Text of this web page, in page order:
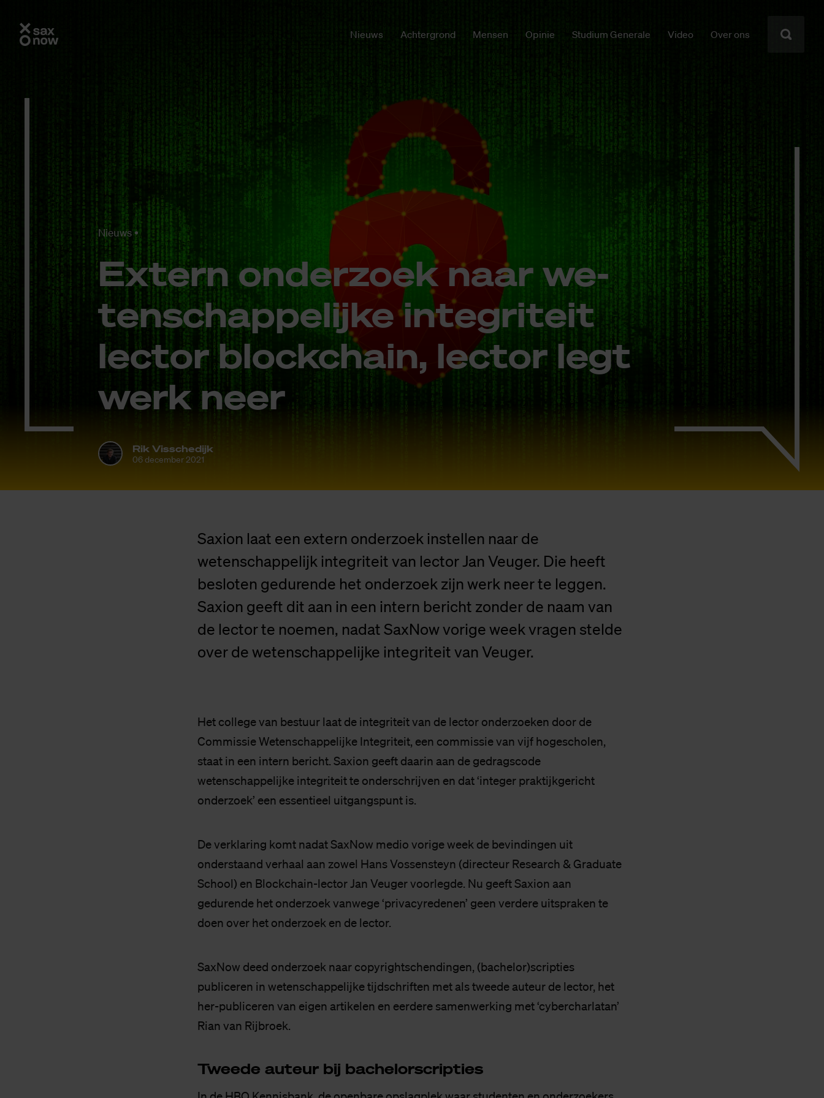
Nieuws Achtergrond Mensen Opinie Studium Generale Video Over ons
Nieuws
Ex­tern on­der­zoek naar we­
ten­schap­pe­lij­ke in­te­gri­teit
lec­tor block­chain, lec­tor legt
werk neer
Rik Visschedijk
06 december 2021
Saxion laat een extern onderzoek instellen naar de
wetenschappelijk integriteit van lector Jan Veuger. Die heeft
besloten gedurende het onderzoek zijn werk neer te leggen.
Saxion geeft dit aan in een intern bericht zonder de naam van
de lector te noemen, nadat SaxNow vorige week vragen stelde
over de wetenschappelijke integriteit van Veuger.
Het college van bestuur laat de integriteit van de lector onderzoeken door de
Commissie Wetenschappelijke Integriteit, een commissie van vijf hogescholen,
staat in een intern bericht. Saxion geeft daarin aan de gedragscode
wetenschappelijke integriteit te onderschrijven en dat ‘integer praktijkgericht
onderzoek’ een essentieel uitgangspunt is.
De verklaring komt nadat SaxNow medio vorige week de bevindingen uit
onderstaand verhaal aan zowel Hans Vossensteyn (directeur Research & Graduate
School) en Blockchain-lector Jan Veuger voorlegde. Nu geeft Saxion aan
gedurende het onderzoek vanwege ‘privacyredenen’ geen verdere uitspraken te
doen over het onderzoek en de lector.
SaxNow deed onderzoek naar copyrightschendingen, (bachelor)scripties
publiceren in wetenschappelijke tijdschriften met als tweede auteur de lector, het
her-publiceren van eigen artikelen en eerdere samenwerking met ‘cybercharlatan’
Rian van Rijbroek.
Twee­de au­teur bij ba­che­lor­scrip­ties